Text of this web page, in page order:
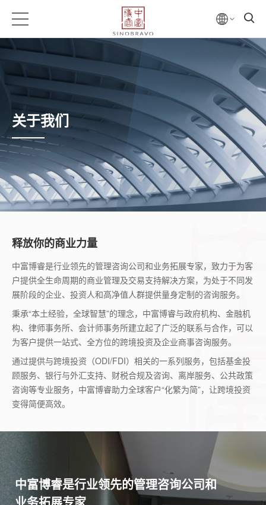
关于我们
释放你的商业力量
中富博睿是行业领先的管理咨询公司和业务拓展专家，致力于为客
户提供全生命周期的商业管理及交易支持解决方案，为处于不同发
展阶段的企业、投资人和高净值人群提供量身定制的咨询服务。
秉承“本土经验，全球智慧”的理念，中富博睿与政府机构、金融机
构、律师事务所、会计师事务所建立起了广泛的联系与合作，可以
为客户提供一站式、全方位的跨境投资及企业商事咨询服务。
通过提供与跨境投资（ODI/FDI）相关的一系列服务，包括基金投
顾服务、银行与外汇支持、财税合规及咨询、离岸服务、公共政策
咨询等专业服务，中富博睿助力全球客户“化繁为简”，让跨境投资
变得简便高效。
中富博睿是行业领先的管理咨询公司和